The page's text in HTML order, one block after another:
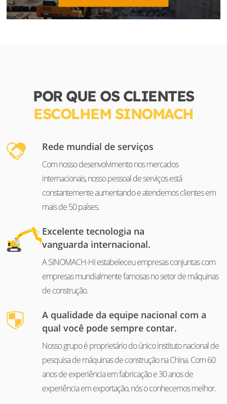
POR QUE OS CLIENTES
ESCOLHEM SINOMACH
Rede mundial de serviços
Com nosso desenvolvimento nos mercados
internacionais, nosso pessoal de serviços está
constantemente aumentando e atendemos clientes em
mais de 50 países.
Excelente tecnologia na
vanguarda internacional.
A SINOMACH-HI estabeleceu empresas conjuntas com
empresas mundialmente famosas no setor de máquinas
de construção.
A qualidade da equipe nacional com a
qual você pode sempre contar.
Nosso grupo é proprietário do único instituto nacional de
pesquisa de máquinas de construção na China. Com 60
anos de experiência em fabricação e 30 anos de
experiência em exportação, nós o conhecemos melhor.